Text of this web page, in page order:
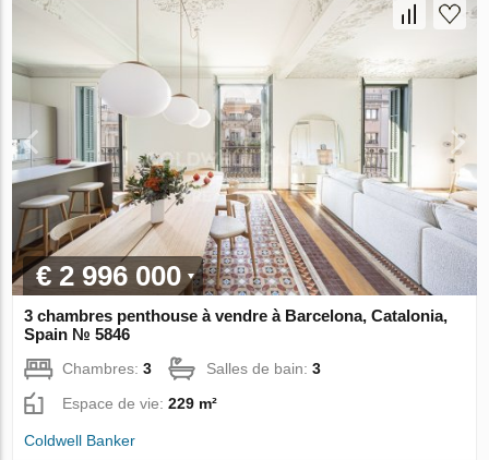
€ 2 996 000
3 chambres penthouse à vendre à Barcelona, Catalonia,
Spain № 5846
Chambres:3 Salles de bain:3
Espace de vie:229 m²
Coldwell Banker